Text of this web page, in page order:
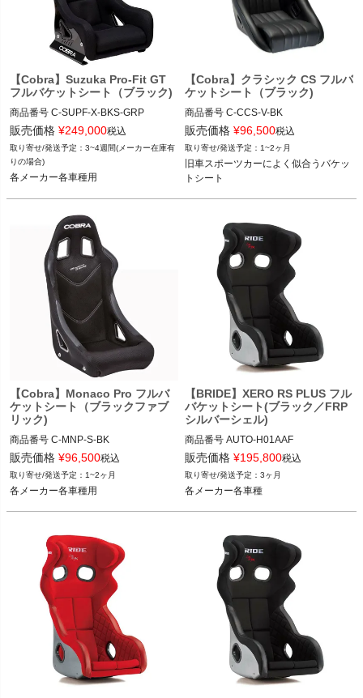
【Cobra】Suzuka Pro-Fit GT
フルバケットシート（ブラック)
商品番号 C-SUPF-X-BKS-GRP
C_SUPF-X-BKS-GRP
12FVD  "FVD 521 9XX 01SGT"
12VIVID"C SUPF-X-BKS-GRP"
販売価格 ¥249,000税込
3~4週間(メーカー在庫有
りの場合)
各メーカー各車種用
【Cobra】クラシック CS フルバ
ケットシート（ブラック)
商品番号 C-CCS-V-BK
C_CCS-V-BK
12VIVID"C CCS-V-BK"
販売価格 ¥96,500税込
1~2ヶ月
旧車スポーツカーによく似合うバケッ
トシート
【Cobra】Monaco Pro フルバ
ケットシート（ブラックファブ
リック)
商品番号 C-MNP-S-BK
C_MNP-S-BK
12VIVID"C MNP-S-BK"
販売価格 ¥96,500税込
1~2ヶ月
各メーカー各車種用
【BRIDE】XERO RS PLUS フル
バケットシート(ブラック／FRP
シルバーシェル)
商品番号 AUTO-H01AAF
ブラック品番：H01AAF
各メーカー各車種
販売価格 ¥195,800税込
3ヶ月
各メーカー各車種